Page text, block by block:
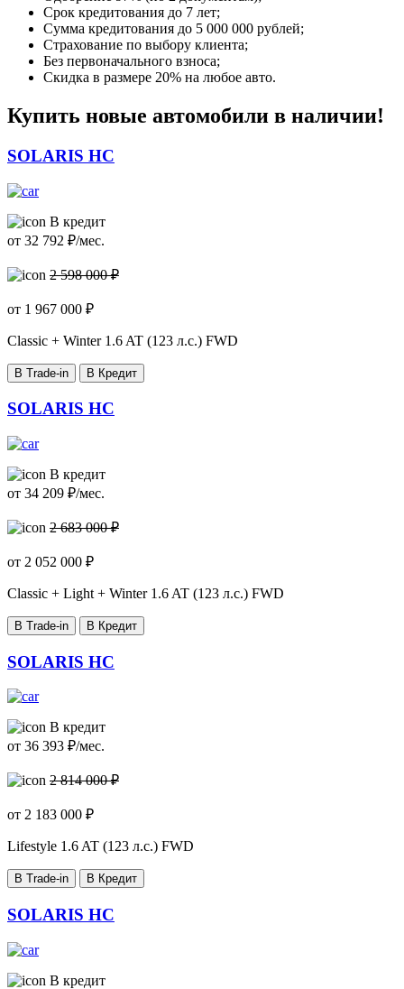
Срок кредитования до 7 лет;
Сумма кредитования до 5 000 000 рублей;
Страхование по выбору клиента;
Без первоначального взноса;
Скидка в размере 20% на любое авто.
Купить новые автомобили в наличии!
SOLARIS HC
В кредит
от 32 792 ₽/мес.
2 598 000 ₽
от 1 967 000 ₽
Classic + Winter 1.6 AT (123 л.с.) FWD
В Trade-in В Кредит
SOLARIS HC
В кредит
от 34 209 ₽/мес.
2 683 000 ₽
от 2 052 000 ₽
Classic + Light + Winter 1.6 AT (123 л.с.) FWD
В Trade-in В Кредит
SOLARIS HC
В кредит
от 36 393 ₽/мес.
2 814 000 ₽
от 2 183 000 ₽
Lifestyle 1.6 AT (123 л.с.) FWD
В Trade-in В Кредит
SOLARIS HC
В кредит